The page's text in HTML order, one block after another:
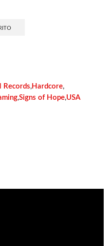
Records, Hardcore,
,Signs of Hope,USA